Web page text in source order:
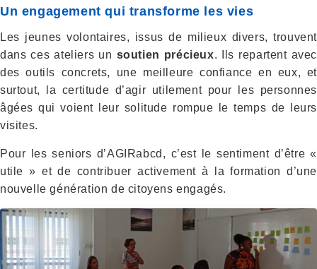
Un engagement qui transforme les vies
Les jeunes volontaires, issus de milieux divers, trouvent
dans ces ateliers un soutien précieux. Ils repartent avec
des outils concrets, une meilleure confiance en eux, et
surtout, la certitude d’agir utilement pour les personnes
âgées qui voient leur solitude rompue le temps de leurs
visites.
Pour les seniors d’AGIRabcd, c’est le sentiment d’être «
utile » et de contribuer activement à la formation d’une
nouvelle génération de citoyens engagés.